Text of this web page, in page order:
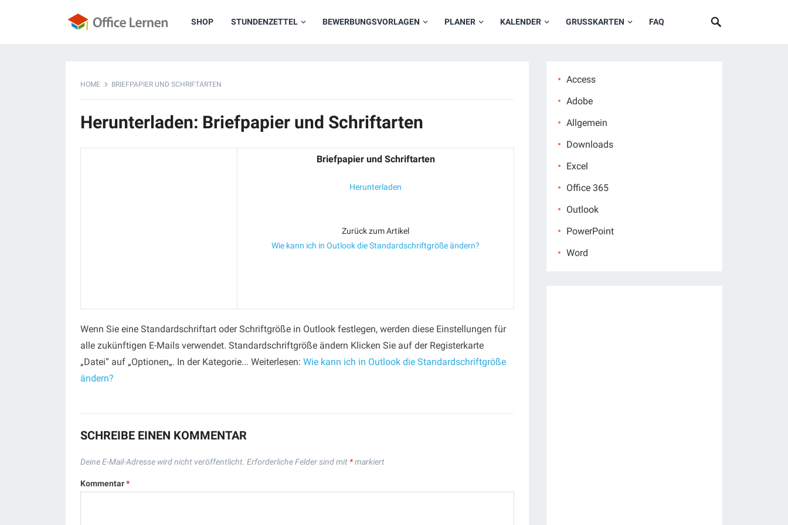
SHOP STUNDENZETTEL BEWERBUNGSVORLAGEN PLANER KALENDER GRUSSKARTEN FAQ
HOME BRIEFPAPIER UND SCHRIFTARTEN
Herunterladen: Briefpapier und Schriftarten
Briefpapier und Schriftarten
Herunterladen
Zurück zum Artikel
Wie kann ich in Outlook die Standardschriftgröße ändern?
Wenn Sie eine Standardschriftart oder Schriftgröße in Outlook festlegen, werden diese Einstellungen für
alle zukünftigen E-Mails verwendet. Standardschriftgröße ändern Klicken Sie auf der Registerkarte
„Datei“ auf „Optionen„. In der Kategorie... Weiterlesen: Wie kann ich in Outlook die Standardschriftgröße
ändern?
SCHREIBE EINEN KOMMENTAR
Deine E-Mail-Adresse wird nicht veröffentlicht. Erforderliche Felder sind mit *markiert
Kommentar*
Access
Adobe
Allgemein
Downloads
Excel
Office 365
Outlook
PowerPoint
Word